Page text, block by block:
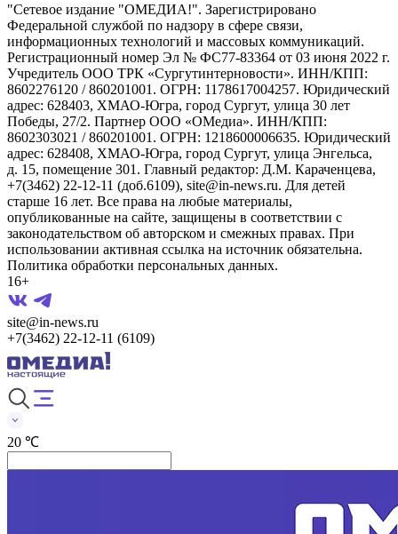
"Сетевое издание "ОМЕДИА!". Зарегистрировано
Федеральной службой по надзору в сфере связи,
информационных технологий и массовых коммуникаций.
Регистрационный номер Эл № ФС77-83364 от 03 июня 2022 г.
Учредитель ООО ТРК «Сургутинтерновости». ИНН/КПП:
8602276120 / 860201001. ОГРН: 1178617004257. Юридический
адрес: 628403, ХМАО-Югра, город Сургут, улица 30 лет
Победы, 27/2. Партнер ООО «ОМедиа». ИНН/КПП:
8602303021 / 860201001. ОГРН: 1218600006635. Юридический
адрес: 628408, ХМАО-Югра, город Сургут, улица Энгельса,
д. 15, помещение 301. Главный редактор: Д.М. Караченцева,
+7(3462) 22-12-11 (доб.6109), site@in-news.ru. Для детей
старше 16 лет. Все права на любые материалы,
опубликованные на сайте, защищены в соответствии с
законодательством об авторском и смежных правах. При
использовании активная ссылка на источник обязательна.
Политика обработки персональных данных.
16+
site@in-news.ru
+7(3462) 22-12-11 (6109)
20 ℃